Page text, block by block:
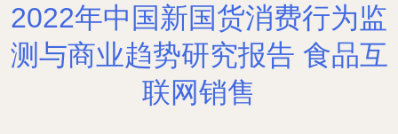
2022年中国新国货消费行为监
测与商业趋势研究报告 食品互
联网销售